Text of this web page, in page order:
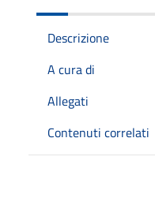
Descrizione
A cura di
Allegati
Contenuti correlati